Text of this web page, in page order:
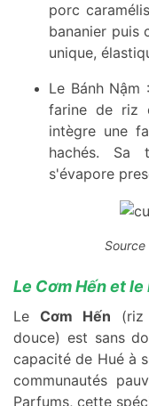
porc
bananier puis
unique,
Le Bánh
farine de riz
intègre une
hachés. Sa
s'évapore
Source
Le Cơm Hến et le
Le Cơm Hến (riz
douce) est sans
capacité de Hué à
communautés
Parfums, cette